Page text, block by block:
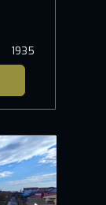
1935